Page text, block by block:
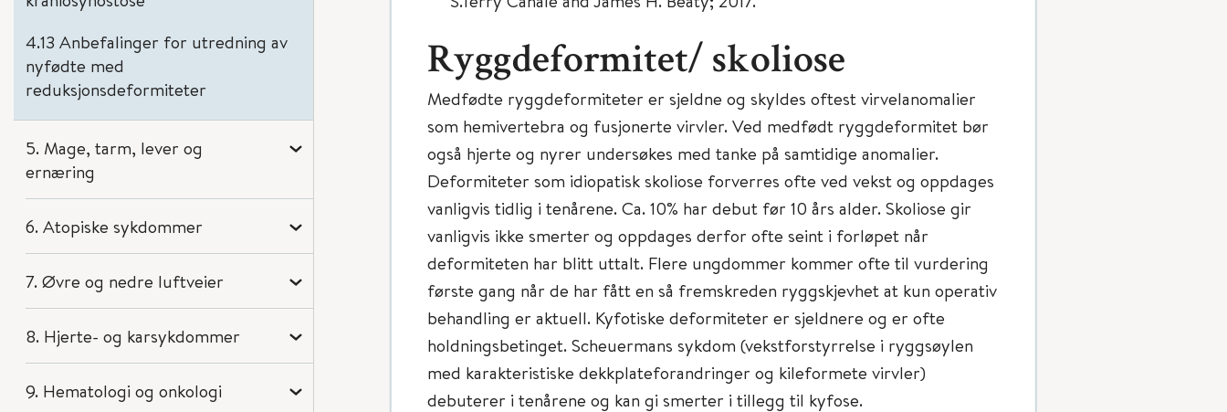
4.13 Anbefalinger for utredning av
nyfødte med
reduksjonsdeformiteter
5. Mage, tarm, lever og
ernæring
6. Atopiske sykdommer
7. Øvre og nedre luftveier
8. Hjerte- og karsykdommer
9. Hematologi og onkologi
Ryggdeformitet/ skoliose
Medfødte ryggdeformiteter er sjeldne og skyldes oftest virvelanomalier
som hemivertebra og fusjonerte virvler. Ved medfødt ryggdeformitet bør
også hjerte og nyrer undersøkes med tanke på samtidige anomalier.
Deformiteter som idiopatisk skoliose forverres ofte ved vekst og oppdages
vanligvis tidlig i tenårene. Ca. 10% har debut før 10 års alder. Skoliose gir
vanligvis ikke smerter og oppdages derfor ofte seint i forløpet når
deformiteten har blitt uttalt. Flere ungdommer kommer ofte til vurdering
første gang når de har fått en så fremskreden ryggskjevhet at kun operativ
behandling er aktuell. Kyfotiske deformiteter er sjeldnere og er ofte
holdningsbetinget. Scheuermans sykdom (vekstforstyrrelse i ryggsøylen
med karakteristiske dekkplateforandringer og kileformete virvler)
debuterer i tenårene og kan gi smerter i tillegg til kyfose.